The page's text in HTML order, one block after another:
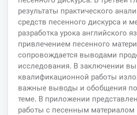
результаты практического
средств песенного дискурса и
разработка урока английского
привлечением песенного
сопровождается выводами
исследования. В заключении
квалификационной работы
важные выводы и обобщения
теме. В приложении
работы с песенным материалом